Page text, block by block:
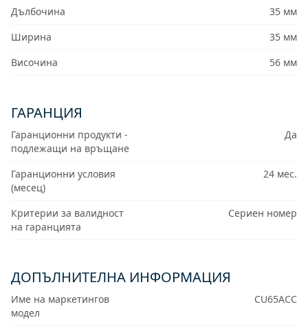
Дълбочина
35 мм
Ширина
35 мм
Височина
56 мм
ГАРАНЦИЯ
Гаранционни продукти -
подлежащи на връщане
Да
Гаранционни условия
(месец)
24 мес.
Критерии за валидност
на гаранцията
Сериен номер
ДОПЪЛНИТЕЛНА ИНФОРМАЦИЯ
Име на маркетингов
модел
CU65ACC